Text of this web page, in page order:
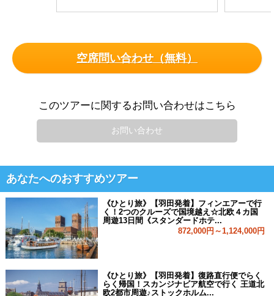
空席問い合わせ（無料）
このツアーに関するお問い合わせはこちら
お問い合わせ
あなたへのおすすめツアー
《ひとり旅》【羽田発着】フィンエアーで行
く！2つのクルーズで国境越え☆北欧４カ国
周遊13日間《スタンダードホテ...
872,000円～1,124,000円
《ひとり旅》【羽田発着】復路直行便でらく
らく帰国！スカンジナビア航空で行く 王道北
欧2都市周遊♪ストックホルム...